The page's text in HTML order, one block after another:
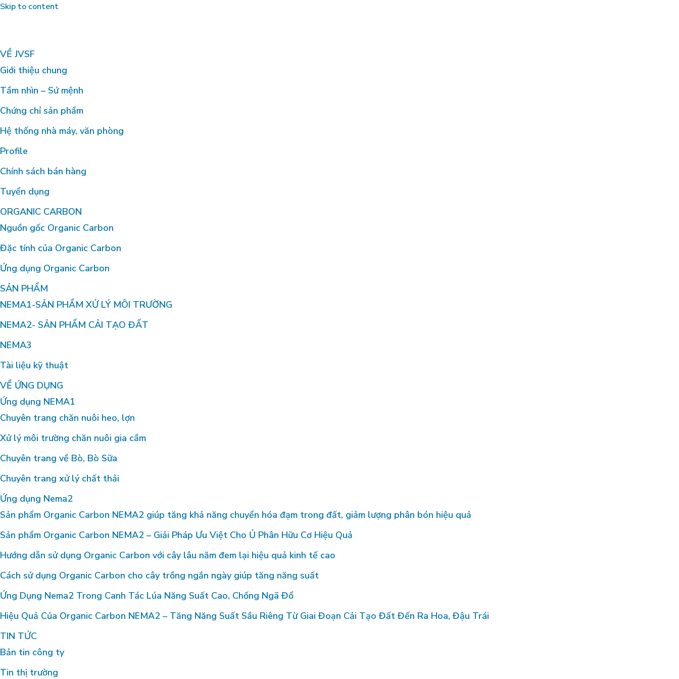
Skip to content
VỀ JVSF
Giới thiệu chung
Tầm nhìn – Sứ mệnh
Chứng chỉ sản phẩm
Hệ thống nhà máy, văn phòng
Profile
Chính sách bán hàng
Tuyển dụng
ORGANIC CARBON
Nguồn gốc Organic Carbon
Đặc tính của Organic Carbon
Ứng dụng Organic Carbon
SẢN PHẨM
NEMA1-SẢN PHẨM XỬ LÝ MÔI TRƯỜNG
NEMA2- SẢN PHẨM CẢI TẠO ĐẤT
NEMA3
Tài liệu kỹ thuật
VỀ ỨNG DỤNG
Ứng dụng NEMA1
Chuyên trang chăn nuôi heo, lợn
Xử lý môi trường chăn nuôi gia cầm
Chuyên trang về Bò, Bò Sữa
Chuyên trang xử lý chất thải
Ứng dụng Nema2
Sản phẩm Organic Carbon NEMA2 giúp tăng khả năng chuyển hóa đạm trong đất, giảm lượng phân bón hiệu quả
Sản phẩm Organic Carbon NEMA2 – Giải Pháp Ưu Việt Cho Ủ Phân Hữu Cơ Hiệu Quả
Hướng dẫn sử dụng Organic Carbon với cây lâu năm đem lại hiệu quả kinh tế cao
Cách sử dụng Organic Carbon cho cây trồng ngắn ngày giúp tăng năng suất
Ứng Dụng Nema2 Trong Canh Tác Lúa Năng Suất Cao, Chống Ngã Đổ
Hiệu Quả Của Organic Carbon NEMA2 – Tăng Năng Suất Sầu Riêng Từ Giai Đoạn Cải Tạo Đất Đến Ra Hoa, Đậu Trái
TIN TỨC
Bản tin công ty
Tin thị trường